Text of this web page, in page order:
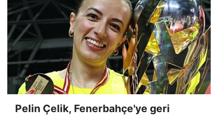
Pelin Çelik, Fenerbahçe'ye geri